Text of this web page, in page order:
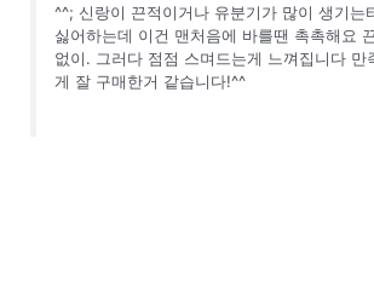
^^; 신랑이 끈적이거나 유분기가 많이 생기는
싫어하는데 이건 맨처음에 바를땐 촉촉해요
없이. 그러다 점점 스며드는게 느껴집니다 만
게 잘 구매한거 같습니다!^^